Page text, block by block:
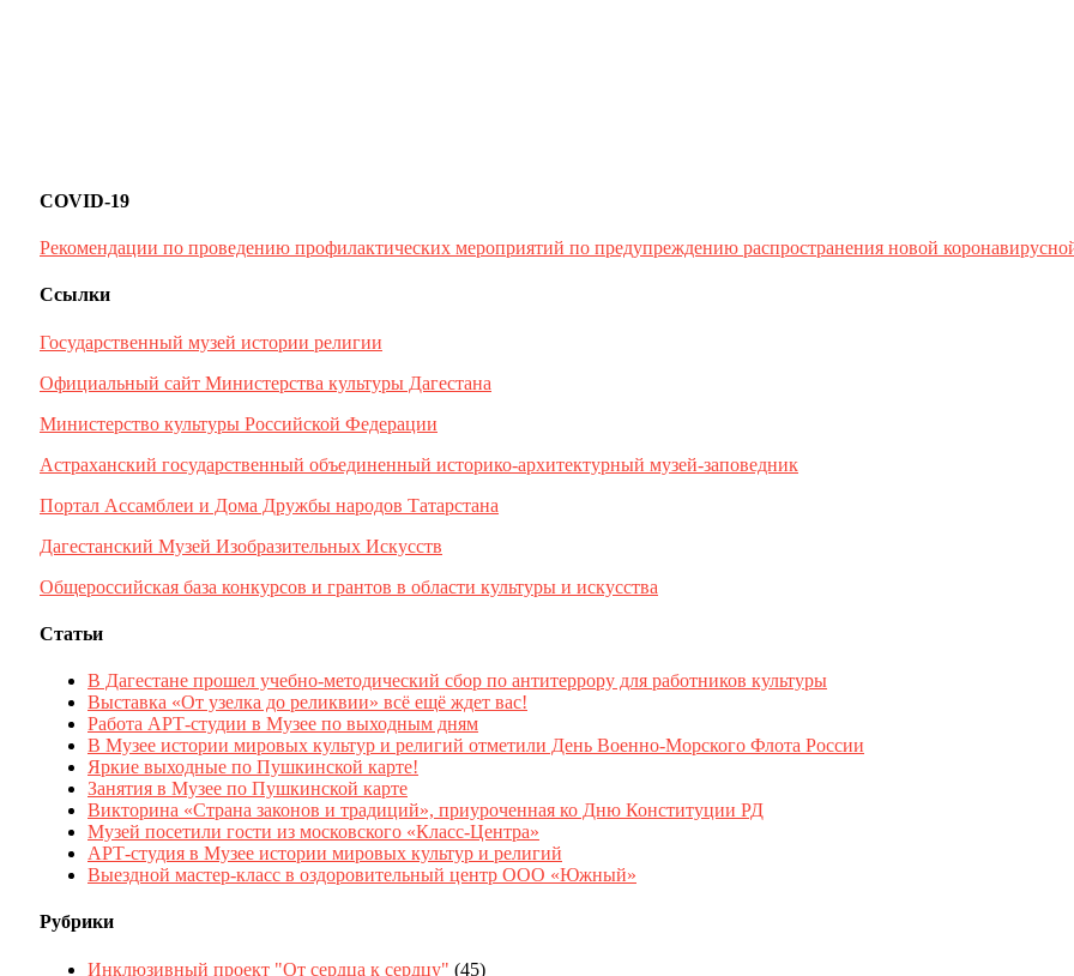
COVID-19
Рекомендации по проведению профилактических мероприятий по предупреждению распространения новой
Ссылки
Государственный музей истории религии
Официальный сайт Министерства культуры Дагестана
Министерство культуры Российской Федерации
Астраханский государственный объединенный историко-архитектурный музей-заповедник
Портал Ассамблеи и Дома Дружбы народов Татарстана
Дагестанский Музей Изобразительных Искусств
Общероссийская база конкурсов и грантов в области культуры и искусства
Статьи
В Дагестане прошел учебно-методический сбор по антитеррору для работников культуры
Выставка «От узелка до реликвии» всё ещё ждет вас!
Работа АРТ-студии в Музее по выходным дням
В Музее истории мировых культур и религий отметили День Военно-Морского Флота России
Яркие выходные по Пушкинской карте!
Занятия в Музее по Пушкинской карте
Викторина «Страна законов и традиций», приуроченная ко Дню Конституции РД
Музей посетили гости из московского «Класс-Центра»
АРТ-студия в Музее истории мировых культур и религий
Выездной мастер-класс в оздоровительный центр ООО «Южный»
Рубрики
Инклюзивный проект "От сердца к сердцу" (45)